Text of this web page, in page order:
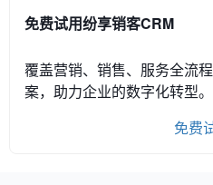
免费试用纷享销客CRM
覆盖营销、销售、服务全流
案，助力企业的数字化转型。
免费